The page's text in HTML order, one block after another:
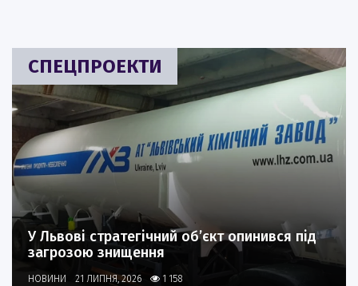
СПЕЦПРОЕКТИ
У Львові стратегічний об’єкт опинився під
загрозою знищення
НОВИНИ 21 ЛИПНЯ, 2026 1 158